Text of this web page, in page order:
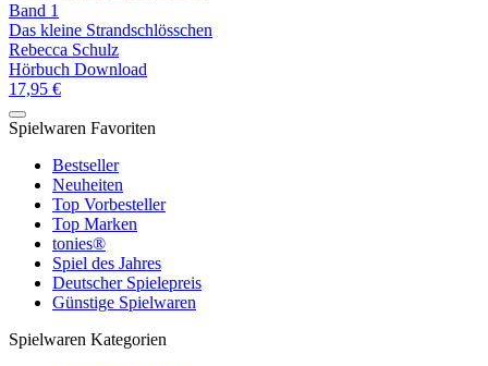
Band 1
Das kleine Strandschlösschen
Rebecca Schulz
Hörbuch Download
17,95 €
Spielwaren Favoriten
Bestseller
Neuheiten
Top Vorbesteller
Top Marken
tonies®
Spiel des Jahres
Deutscher Spielepreis
Günstige Spielwaren
Spielwaren Kategorien